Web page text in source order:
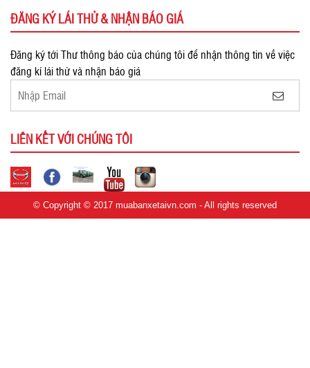
ĐĂNG KÝ LÁI THỬ & NHẬN BÁO GIÁ
Đăng ký tới Thư thông báo của chúng tôi để nhận thông tin về việc
đăng kí lái thử và nhận báo giá
LIÊN KẾT VỚI CHÚNG TÔI
© Copyright © 2017 muabanxetaivn.com - All rights reserved